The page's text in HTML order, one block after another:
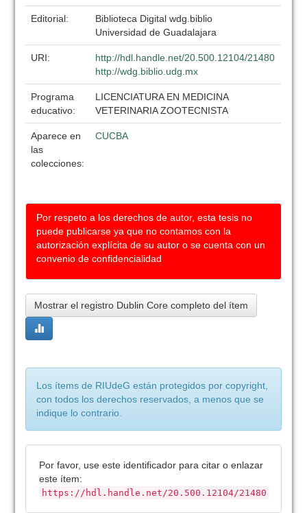
Editorial:
Biblioteca Digital wdg.biblio
Universidad de Guadalajara
URI:
http://hdl.handle.net/20.500.12104/21480
http://wdg.biblio.udg.mx
Programa
educativo:
LICENCIATURA EN MEDICINA
VETERINARIA ZOOTECNISTA
Aparece en
las
colecciones:
CUCBA
Por respeto a los derechos de autor, esta tesis no
puede publicarse ya que no contamos con la
autorización explícita de su autor o se cuenta con un
convenio de confidencialidad
Mostrar el registro Dublin Core completo del ítem
Los ítems de RIUdeG están protegidos por copyright,
con todos los derechos reservados, a menos que se
indique lo contrario.
Por favor, use este identificador para citar o enlazar
este ítem:
https://hdl.handle.net/20.500.12104/21480